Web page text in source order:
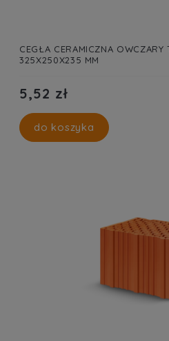
CEGŁA CERAMICZNA
325X250X235 MM
5,52 zł
do koszyka